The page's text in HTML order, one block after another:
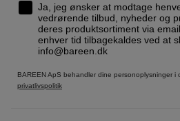
Ja, jeg ønsker at modtage
vedrørende tilbud, nyheder og
deres produktsortiment via email. Dit samtykke kan til
enhver tid tilbagekaldes ved at
info@bareen.dk
BAREEN ApS behandler dine personoplysninger i
privatlivspolitik